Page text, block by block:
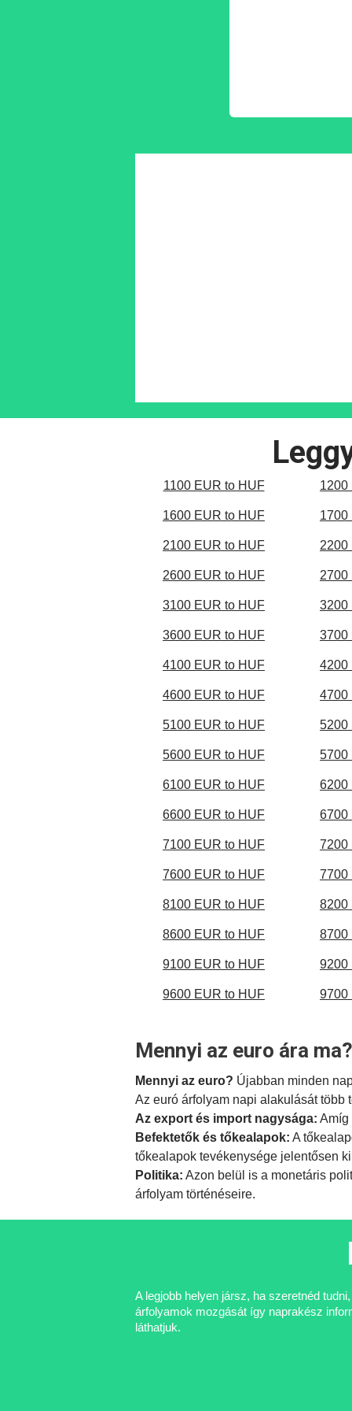
1100 EUR to HUF 1200
1600 EUR to HUF 1700
2100 EUR to HUF 2200
2600 EUR to HUF 2700
3100 EUR to HUF 3200
3600 EUR to HUF 3700
4100 EUR to HUF 4200
4600 EUR to HUF 4700
5100 EUR to HUF 5200
5600 EUR to HUF 5700
6100 EUR to HUF 6200
6600 EUR to HUF 6700
7100 EUR to HUF 7200
7600 EUR to HUF 7700
8100 EUR to HUF 8200
8600 EUR to HUF 8700
9100 EUR to HUF 9200
9600 EUR to HUF 9700
Mennyi az euro ára
Mennyi az euro? Újabban minden
Az euró árfolyam napi alakulását több
Az export és import nagysága: Amíg
Befektetők és tőkealapok: A
tőkealapok tevékenysége jelentősen
Politika: Azon belül is a monetáris
árfolyam történéseire.
A legjobb helyen jársz, ha szeretnéd
árfolyamok mozgását így naprakész
láthatjuk.